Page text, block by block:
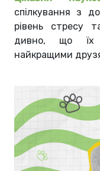
спілкування з
рівень стресу
дивно, що їх
найкращими